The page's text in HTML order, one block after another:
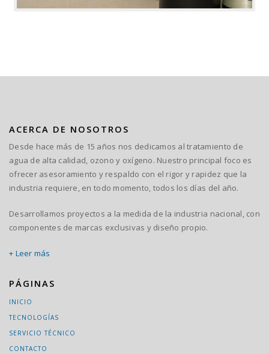
ACERCA DE NOSOTROS
Desde hace más de 15 años nos dedicamos al tratamiento de
agua de alta calidad, ozono y oxígeno. Nuestro principal foco es
ofrecer asesoramiento y respaldo con el rigor y rapidez que la
industria requiere, en todo momento, todos los días del año.
Desarrollamos proyectos a la medida de la industria nacional, con
componentes de marcas exclusivas y diseño propio.
+ Leer más
PÁGINAS
INICIO
TECNOLOGÍAS
SERVICIO TÉCNICO
CONTACTO